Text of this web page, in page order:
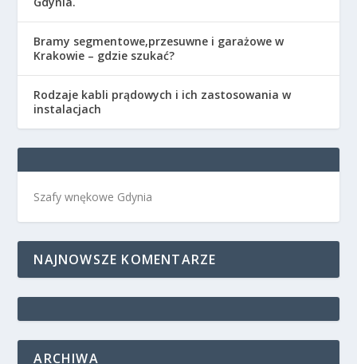
Bramy segmentowe,przesuwne i garażowe w
Krakowie – gdzie szukać?
Rodzaje kabli prądowych i ich zastosowania w
instalacjach
Szafy wnękowe Gdynia
NAJNOWSZE KOMENTARZE
ARCHIWA